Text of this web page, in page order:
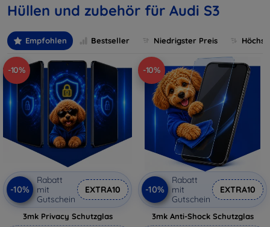
Hüllen und zubehör für Audi S3
Empfohlen Bestseller Niedrigster Preis
-10%
-10%
Rabatt
mit
Gutschein
EXTRA10
3mk Privacy Schutzglas
-10%
-10%
Rabatt
mit
Gutschein
EXTRA10
3mk Anti-Shock Schutzglas